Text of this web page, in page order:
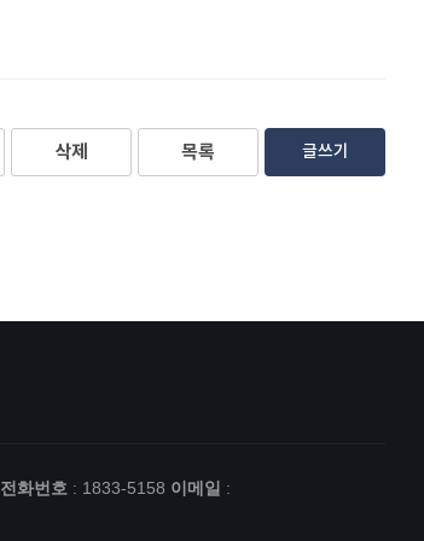
삭제 목록 글쓰기
전화번호 : 1833-5158 이메일 :